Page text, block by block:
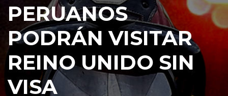
PERUANOS
PODRÁN VISITAR
REINO UNIDO SIN
VISA